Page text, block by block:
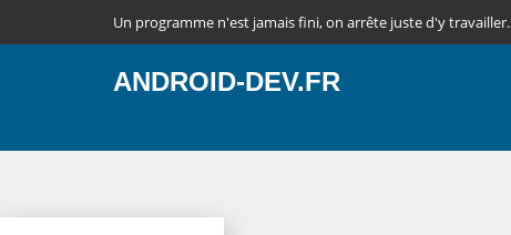
Un programme n'est jamais fini, on arrête juste d'y travailler.
ANDROID-DEV.FR